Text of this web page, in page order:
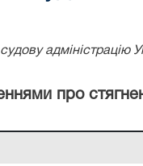
адміністрацію
про